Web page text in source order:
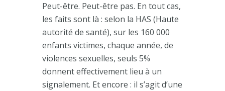
Peut-être. Peut-être pas. En tout cas,
les faits sont là : selon la HAS (Haute
autorité de santé), sur les 160 000
enfants victimes, chaque année, de
violences sexuelles, seuls 5%
donnent effectivement lieu à un
signalement. Et encore : il s’agit d’une